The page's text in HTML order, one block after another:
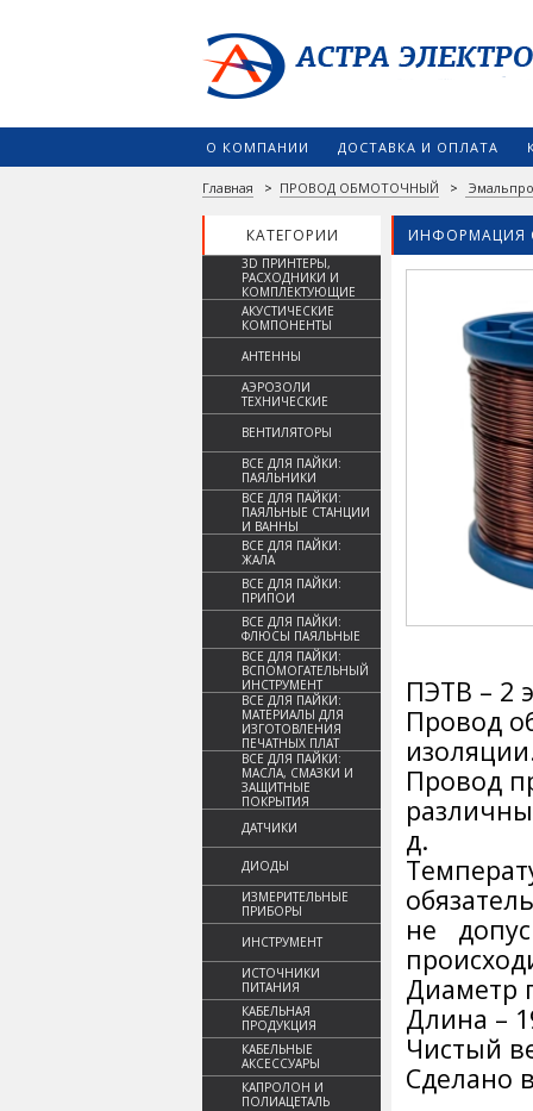
О КОМПАНИИ ДОСТАВКА И ОПЛАТА
Главная > ПРОВОД ОБМОТОЧНЫЙ >
КАТЕГОРИИ ИНФОРМАЦИЯ
3D ПРИНТЕРЫ,
РАСХОДНИКИ И
КОМПЛЕКТУЮЩИЕ
АКУСТИЧЕСКИЕ
КОМПОНЕНТЫ
АНТЕННЫ
АЭРОЗОЛИ
ТЕХНИЧЕСКИЕ
ВЕНТИЛЯТОРЫ
ВСЕ ДЛЯ ПАЙКИ:
ПАЯЛЬНИКИ
ВСЕ ДЛЯ ПАЙКИ:
ПАЯЛЬНЫЕ СТАНЦИИ
И ВАННЫ
ВСЕ ДЛЯ ПАЙКИ:
ЖАЛА
ВСЕ ДЛЯ ПАЙКИ:
ПРИПОИ
ВСЕ ДЛЯ ПАЙКИ:
ФЛЮСЫ ПАЯЛЬНЫЕ
ВСЕ ДЛЯ ПАЙКИ:
ВСПОМОГАТЕЛЬНЫЙ
ИНСТРУМЕНТ
ВСЕ ДЛЯ ПАЙКИ:
МАТЕРИАЛЫ ДЛЯ
ИЗГОТОВЛЕНИЯ
ПЕЧАТНЫХ ПЛАТ
ВСЕ ДЛЯ ПАЙКИ:
МАСЛА, СМАЗКИ И
ЗАЩИТНЫЕ
ПОКРЫТИЯ
ДАТЧИКИ
ДИОДЫ
ИЗМЕРИТЕЛЬНЫЕ
ПРИБОРЫ
ИНСТРУМЕНТ
ИСТОЧНИКИ
ПИТАНИЯ
КАБЕЛЬНАЯ
ПРОДУКЦИЯ
КАБЕЛЬНЫЕ
АКСЕССУАРЫ
КАПРОЛОН И
ПОЛИАЦЕТАЛЬ
ПЭТВ – 2
Провод
Провод
д.
не
Диаметр
Длина –
Чистый
Сделано